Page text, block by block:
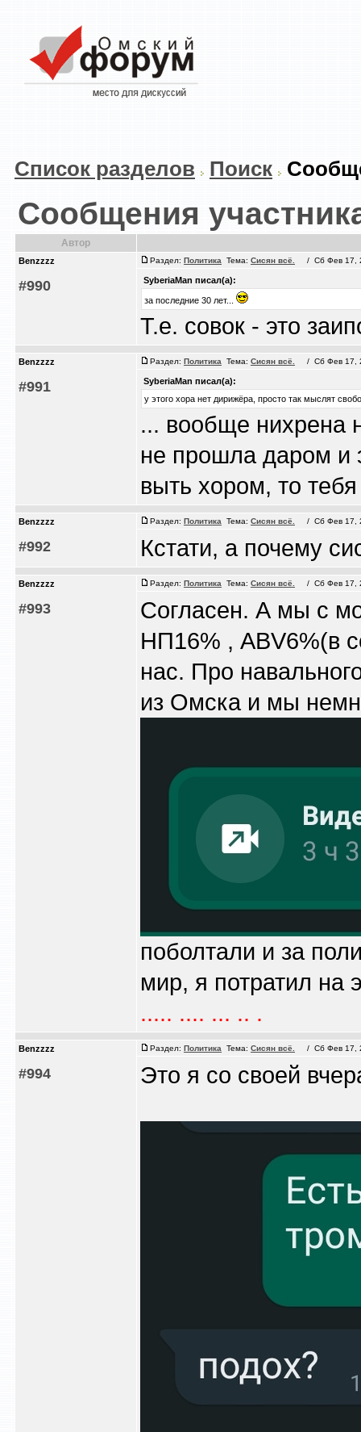
Список разделов Поиск
Сообщения
Автор
Benzzzz
#990
Раздел: Политика Тема: Сисян всё. / Сб Фев 17,
SyberiaMan писал(а):
за последние 30 лет...
Т.е. совок - это
Benzzzz
#991
Раздел: Политика Тема: Сисян всё. / Сб Фев 17,
SyberiaMan писал(а):
у этого хора нет дирижёра, просто так мыслят
... вообще нихрена
не прошла даром и
выть хором, то
Benzzzz
#992
Раздел: Политика Тема: Сисян всё. / Сб Фев 17,
Кстати, а почему
Benzzzz
#993
Раздел: Политика Тема: Сисян всё. / Сб Фев 17,
Согласен. А мы с
НП16% , ABV6%(в
нас. Про
из Омска и мы
поболтали и за
мир, я потратил на
..... .... ... .. .
Benzzzz
#994
Раздел: Политика Тема: Сисян всё. / Сб Фев 17,
Это я со своей